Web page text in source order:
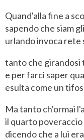
Quand'alla fine a
sapendo che siam
urlando invoca rete
tanto che girandosi
e per farci saper
esulta come un
Ma tanto ch'ormai
il quarto poveraccio
dicendo che a lui